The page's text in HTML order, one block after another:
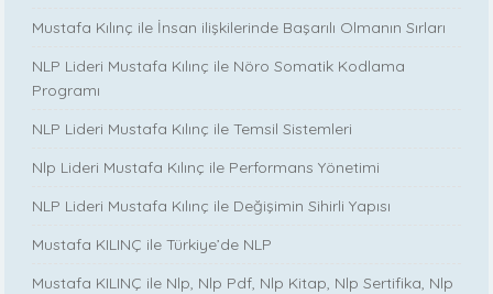
Mustafa Kılınç ile İnsan ilişkilerinde Başarılı Olmanın Sırları
NLP Lideri Mustafa Kılınç ile Nöro Somatik Kodlama
Programı
NLP Lideri Mustafa Kılınç ile Temsil Sistemleri
Nlp Lideri Mustafa Kılınç ile Performans Yönetimi
NLP Lideri Mustafa Kılınç ile Değişimin Sihirli Yapısı
Mustafa KILINÇ ile Türkiye’de NLP
Mustafa KILINÇ ile Nlp, Nlp Pdf, Nlp Kitap, Nlp Sertifika, Nlp